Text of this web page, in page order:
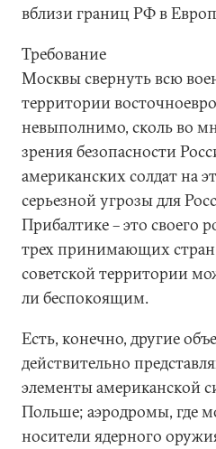
вблизи границ РФ в
Требование
Москвы свернуть всю
территории
невыполнимо, сколь во
зрения безопасности
американских солдат на
серьезной угрозы для
Прибалтике – это своего
трех принимающих
советской территории
ли беспокоящим.
Есть, конечно, другие
действительно
элементы
Польше; аэродромы, где
носители ядерного